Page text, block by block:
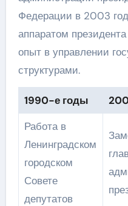
Федерации в 2003
аппаратом
опыт в управлении
структурами.
1990-е годы
Работа в
Ленинградском
городском
Совете
депутатов